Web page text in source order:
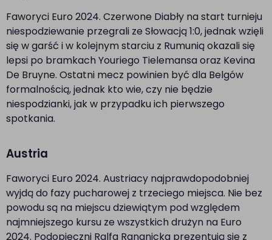
Faworyci Euro 2024. Czerwone Diabły na start turnieju
niespodziewanie przegrali ze Słowacją 1:0, jednak wzięli
się w garść i w kolejnym starciu z Rumunią okazali się
lepsi po bramkach Youriego Tielemansa oraz Kevina
De Bruyne. Ostatni mecz powinien być dla Belgów
formalnością, jednak kto wie, czy nie będzie
niespodzianki, jak w przypadku ich pierwszego
spotkania.
Austria
Faworyci Euro 2024. Austriacy najprawdopodobniej
wyjdą do fazy pucharowej z trzeciego miejsca. Nie bez
powodu są na miejscu dziewiątym pod względem
najmniejszego kursu ze wszystkich drużyn na Euro
2024. Podopieczni Ralfa Rangnicka prezentują się z